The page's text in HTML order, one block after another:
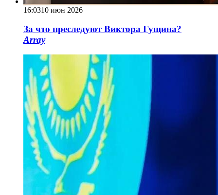
16:0310 июн 2026
За что преследуют Виктора Гущина?
Array